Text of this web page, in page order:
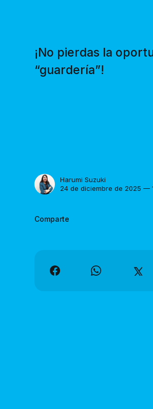
¡No pierdas la
“guardería”!
Harumi Suzuki
24 de diciembre de 2025 —
Comparte